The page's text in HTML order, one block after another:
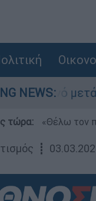
NEWS:
τη φωτιά
τώρα: «Θέλω τον
┋